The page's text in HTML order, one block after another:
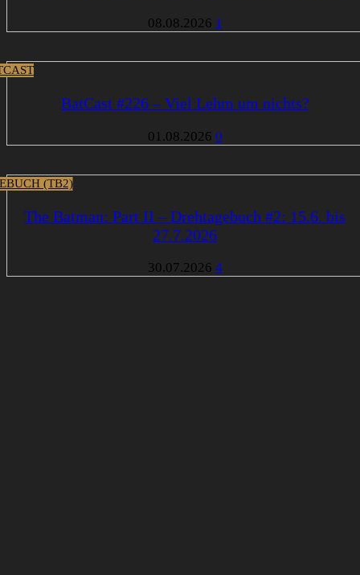
08.08.2026 1
BatCast #226 – Viel Lehm um nichts?
01.08.2026 0
(TB2)
The Batman: Part II – Drehtagebuch #2: 15.6. bis
27.7.2026
30.07.2026 4